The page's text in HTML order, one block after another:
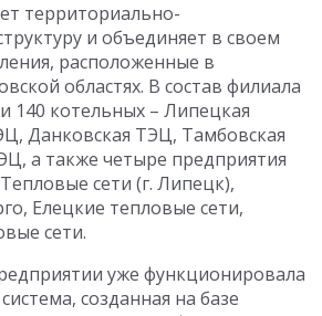
территориально-
и объединяет в своем
расположенные в
областях. В состав филиала
140 котельных – Липецкая
Данковская ТЭЦ, Тамбовская
а также четыре предприятия
сети (г. Липецк),
Елецкие тепловые сети,
сети.
уже функционировала
созданная на базе